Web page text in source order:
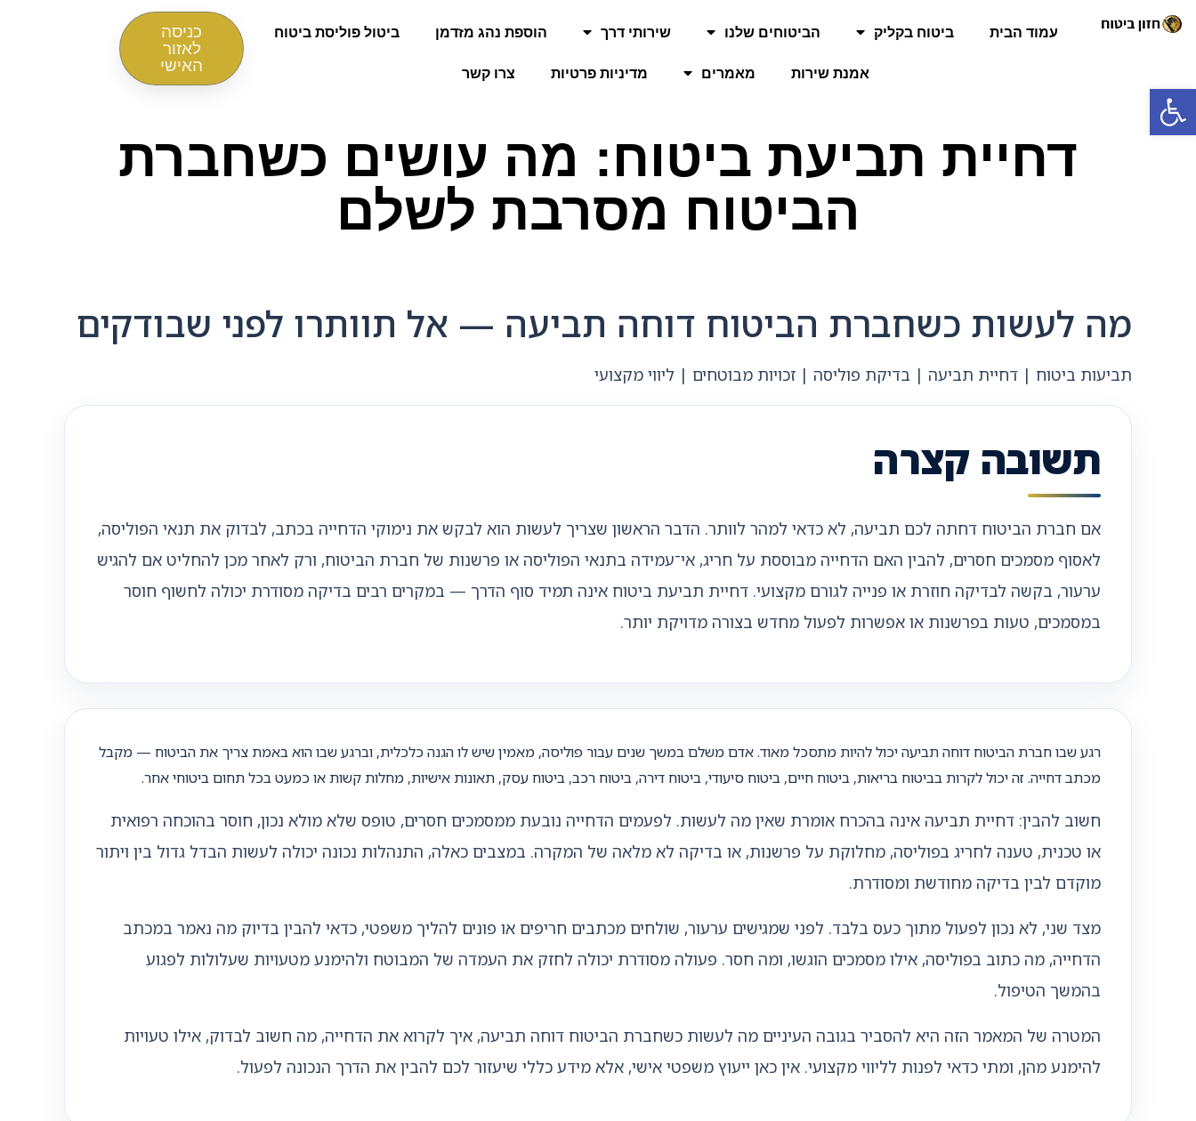
פתח סרגל נגישות
עמוד הבית ביטוח בקליק הביטוחים שלנו שירותי דרך הוספת נהג מזדמן ביטול פוליסת ביטוח
אמנת שירות מאמרים מדיניות פרטיות צרו קשר
כניסה
לאזור
האישי
דחיית תביעת ביטוח: מה עושים כשחברת
הביטוח מסרבת לשלם
מה לעשות כשחברת הביטוח דוחה תביעה — אל תוותרו לפני שבודקים
תביעות ביטוח | דחיית תביעה | בדיקת פוליסה | זכויות מבוטחים | ליווי מקצועי
תשובה קצרה
אם חברת הביטוח דחתה לכם תביעה, לא כדאי למהר לוותר. הדבר הראשון שצריך לעשות הוא לבקש את נימוקי הדחייה בכתב, לבדוק את תנאי הפוליסה,
לאסוף מסמכים חסרים, להבין האם הדחייה מבוססת על חריג, אי־עמידה בתנאי הפוליסה או פרשנות של חברת הביטוח, ורק לאחר מכן להחליט אם להגיש
ערעור, בקשה לבדיקה חוזרת או פנייה לגורם מקצועי. דחיית תביעת ביטוח אינה תמיד סוף הדרך — במקרים רבים בדיקה מסודרת יכולה לחשוף חוסר
במסמכים, טעות בפרשנות או אפשרות לפעול מחדש בצורה מדויקת יותר.
רגע שבו חברת הביטוח דוחה תביעה יכול להיות מתסכל מאוד. אדם משלם במשך שנים עבור פוליסה, מאמין שיש לו הגנה כלכלית, וברגע שבו הוא באמת צריך את הביטוח — מקבל
מכתב דחייה. זה יכול לקרות בביטוח בריאות, ביטוח חיים, ביטוח סיעודי, ביטוח דירה, ביטוח רכב, ביטוח עסק, תאונות אישיות, מחלות קשות או כמעט בכל תחום ביטוחי אחר.
חשוב להבין: דחיית תביעה אינה בהכרח אומרת שאין מה לעשות. לפעמים הדחייה נובעת ממסמכים חסרים, טופס שלא מולא נכון, חוסר בהוכחה רפואית
או טכנית, טענה לחריג בפוליסה, מחלוקת על פרשנות, או בדיקה לא מלאה של המקרה. במצבים כאלה, התנהלות נכונה יכולה לעשות הבדל גדול בין ויתור
מוקדם לבין בדיקה מחודשת ומסודרת.
מצד שני, לא נכון לפעול מתוך כעס בלבד. לפני שמגישים ערעור, שולחים מכתבים חריפים או פונים להליך משפטי, כדאי להבין בדיוק מה נאמר במכתב
הדחייה, מה כתוב בפוליסה, אילו מסמכים הוגשו, ומה חסר. פעולה מסודרת יכולה לחזק את העמדה של המבוטח ולהימנע מטעויות שעלולות לפגוע
בהמשך הטיפול.
המטרה של המאמר הזה היא להסביר בגובה העיניים מה לעשות כשחברת הביטוח דוחה תביעה, איך לקרוא את הדחייה, מה חשוב לבדוק, אילו טעויות
להימנע מהן, ומתי כדאי לפנות לליווי מקצועי. אין כאן ייעוץ משפטי אישי, אלא מידע כללי שיעזור לכם להבין את הדרך הנכונה לפעול.